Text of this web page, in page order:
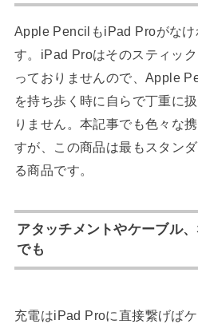
Apple PencilもiPad Proがな
す。iPad Proはそのスティッ
っておりませんので、Apple
を持ち歩く時に自らで丁重に
りません。本記事でも色々な
すが、この商品は最もスタン
る商品です。
アタッチメントやケーブル
でも
充電はiPad Proに直接繋げば